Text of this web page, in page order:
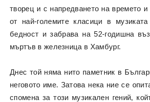
творец и с напредването на времето
от най-големите класици в
бедност и забрава на 52-годишна
мъртъв в железница в Хамбург.
Днес той няма нито паметник в
неговото име. Затова нека ние се
спомена за този музикален гений,